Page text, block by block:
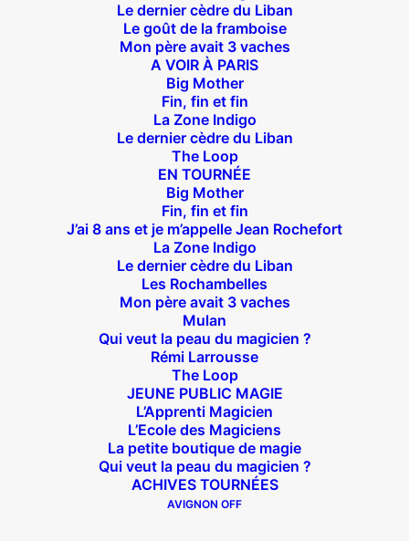
Le dernier cèdre du Liban
Le goût de la framboise
Mon père avait 3 vaches
A VOIR À PARIS
Big Mother
Fin, fin et fin
La Zone Indigo
Le dernier cèdre du Liban
The Loop
EN TOURNÉE
Big Mother
Fin, fin et fin
J’ai 8 ans et je m’appelle Jean Rochefort
La Zone Indigo
Le dernier cèdre du Liban
Les Rochambelles
Mon père avait 3 vaches
Mulan
Qui veut la peau du magicien ?
Rémi Larrousse
The Loop
JEUNE PUBLIC MAGIE
L’Apprenti Magicien
L’Ecole des Magiciens
La petite boutique de magie
Qui veut la peau du magicien ?
ACHIVES TOURNÉES
AVIGNON OFF
Suivez nous !
Théâtre des Béliers Parisiens
14 bis rue Sainte Isaure 75018 Paris
Joffrin / Simplon – Loc :01 42 62 35 00
À l’affiche
Big Mother
La Zone Indigo
Le goût de la framboise
Fin, fin et fin
The Loop
En tournée